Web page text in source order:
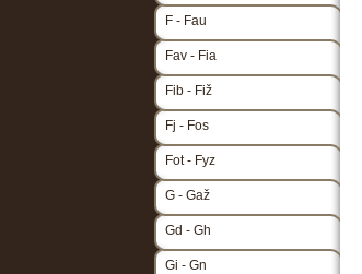
F - Fau
Fav - Fia
Fib - Fiž
Fj - Fos
Fot - Fyz
G - Gaž
Gd - Gh
Gi - Gn